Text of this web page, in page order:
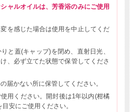
ャルオイルは、芳香浴のみにご使用
を感じた場合は使用を中止してくだ
と蓋(キャップ)を閉め、直射日光、
、必ず立てた状態で保管してくださ
届かない所に保管してください。
用ください。開封後は1年以内(柑橘
安にご使用ください。